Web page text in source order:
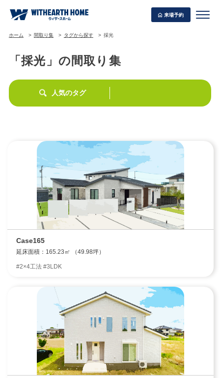
来場予約
WITHEARTH HOME の BEST PLAN
エリア限定商品
ホーム 間取り集 タグから探す 採光
「採光」の間取り集
人気のタグ
Case165
延床面積：165.23㎡ （49.98坪）
#2×4工法 #3LDK